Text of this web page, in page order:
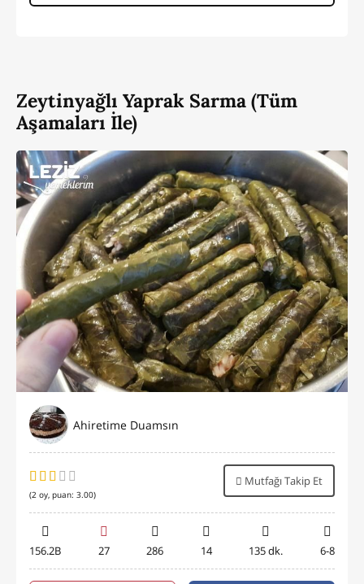
Zeytinyağlı Yaprak Sarma (Tüm
Aşamaları İle)
Ahiretime Duamsın
(2 oy, puan: 3.00)
Mutfağı Takip Et
156.2B 27 286 14 135 dk. 6-8